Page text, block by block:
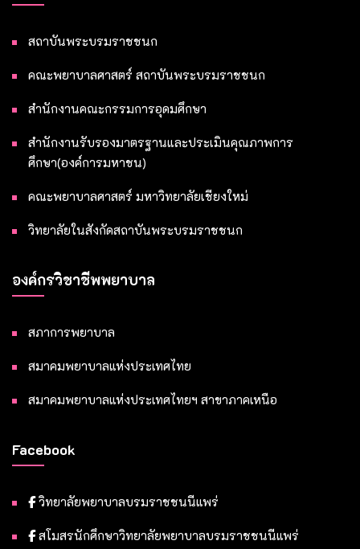
สถาบันพระบรมราชชนก
คณะพยาบาลศาสตร์ สถาบันพระบรมราชชนก
สำนักงานคณะกรรมการอุดมศึกษา
สำนักงานรับรองมาตรฐานและประเมินคุณภาพการ
ศึกษา(องค์การมหาชน)
คณะพยาบาลศาสตร์ มหาวิทยาลัยเชียงใหม่
วิทยาลัยในสังกัดสถาบันพระบรมราชชนก
องค์กรวิชาชีพพยาบาล
สภาการพยาบาล
สมาคมพยาบาลแห่งประเทศไทย
สมาคมพยาบาลแห่งประเทศไทยฯ สาขาภาคเหนือ
Facebook
วิทยาลัยพยาบาลบรมราชชนนีแพร่
สโมสรนักศึกษาวิทยาลัยพยาบาลบรมราชชนนีแพร่